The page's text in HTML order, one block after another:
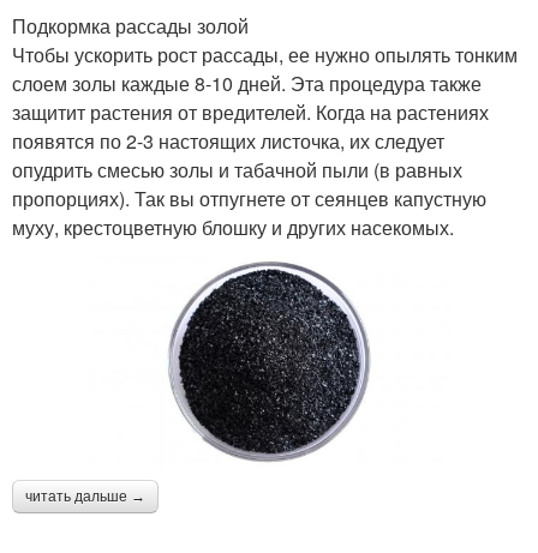
Подкормка рассады золой
Чтобы ускорить рост рассады, ее нужно опылять тонким
слоем золы каждые 8-10 дней. Эта процедура также
защитит растения от вредителей. Когда на растениях
появятся по 2-3 настоящих листочка, их следует
опудрить смесью золы и табачной пыли (в равных
пропорциях). Так вы отпугнете от сеянцев капустную
муху, крестоцветную блошку и других насекомых.
читать дальше →